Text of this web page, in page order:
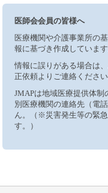
医師会会員の皆様へ
医療機関や介護事業所の
報に基づき作成しています
情報に誤りがある場合は
正依頼よりご連絡ください
JMAPは地域医療提供体
別医療機関の連絡先（電
ん。（※災害発生等の緊
す。）